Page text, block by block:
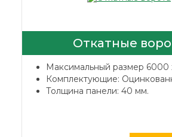
Откатные
Максимальный размер 6000
Комплектующие:
Толщина панели: 40 мм.